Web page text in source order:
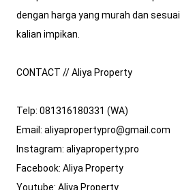
dengan harga yang murah dan
kalian impikan.
CONTACT // Aliya Property
Telp: 081316180331 (WA)
Email: aliyapropertypro@gmail.com
Instagram: aliyaproperty.pro
Facebook: Aliya Property
Youtube: Aliya Property